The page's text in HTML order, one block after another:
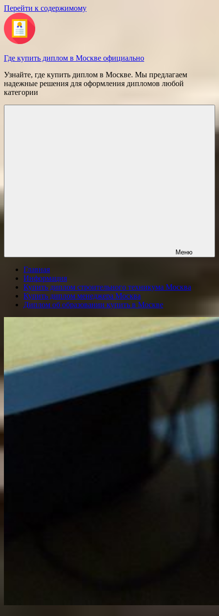
Перейти к содержимому
Где купить диплом в Москве официально
Узнайте, где купить диплом в Москве. Мы предлагаем
надежные решения для оформления дипломов любой
категории
Меню
Главная
Информация
Купить диплом строительного техникума Москва
Купить диплом менеджера Москва
Диплом об образовании купить в Москве